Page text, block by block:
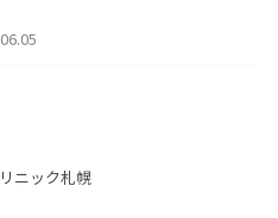
ニック札幌